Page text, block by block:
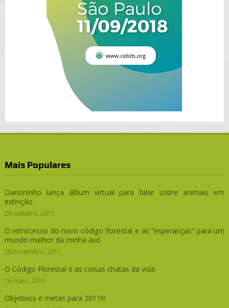
Mais Populares
Danoninho lança álbum virtual para falar sobre animais em
extinção
26 outubro, 2011
O retrocesso do novo código florestal e as “esperanças” para um
mundo melhor da minha avó
28 novembro, 2011
O Código Florestal e as coisas chatas da vida
16 maio, 2011
Objetivos e metas para 2011!!!